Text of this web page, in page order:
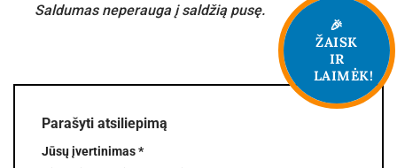
Saldumas neperauga į saldžią pusę.
Parašyti atsiliepimą
Jūsų įvertinimas*
🎉
ŽAISK
IR
LAIMĖK!